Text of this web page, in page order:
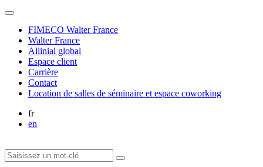
FIMECO Walter France
Walter France
Allinial global
Espace client
Carrière
Contact
Location de salles de séminaire et espace coworking
fr
en